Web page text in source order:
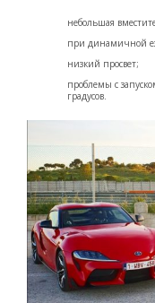
небольшая
при динамичной
низкий просвет;
проблемы с
градусов.